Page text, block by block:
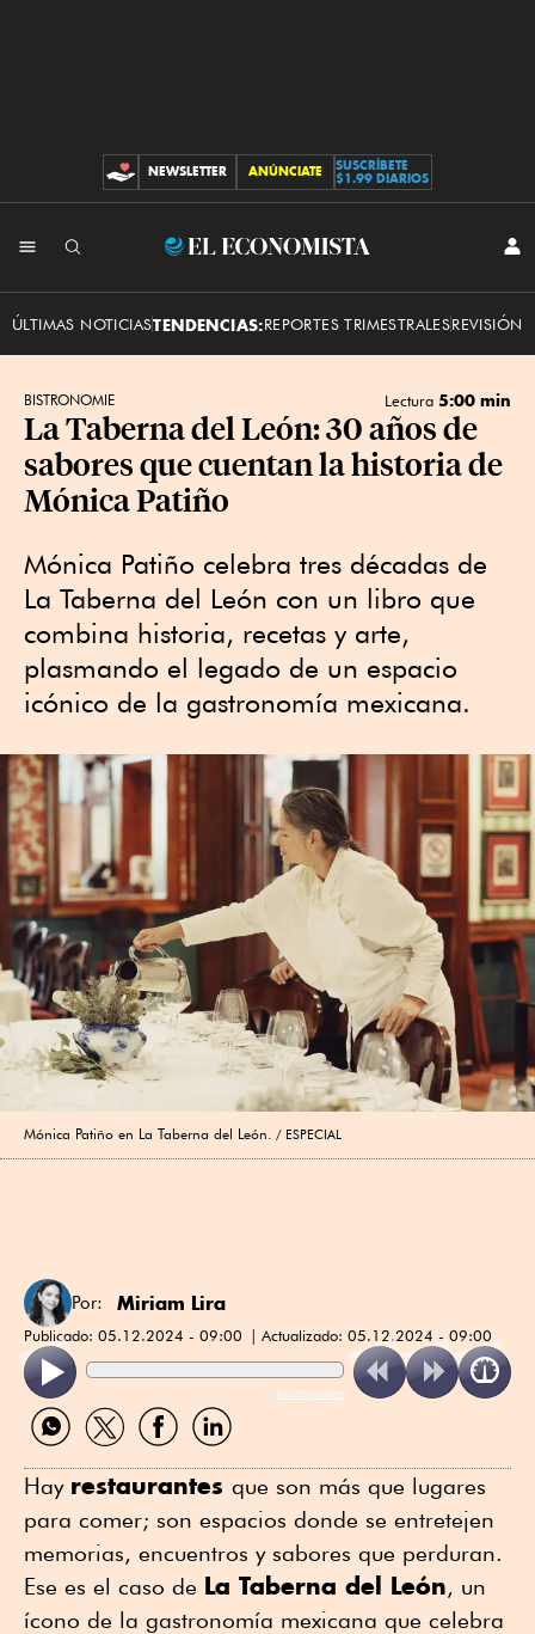
CONTRIBUCIONES
NEWSLETTER ANÚNCIATE
SUSCRÍBETE
$1.99 DIARIOS
El
ÚLTIMAS NOTICIASTENDENCIAS:REPORTES TRIMESTRALESREVISIÓN
BISTRONOMIE Lectura 5:00 min
La Taberna del León: 30 años de
sabores que cuentan la historia de
Mónica Patiño
Mónica Patiño celebra tres décadas de
La Taberna del León con un libro que
combina historia, recetas y arte,
plasmando el legado de un espacio
icónico de la gastronomía mexicana.
Mónica Patiño en La Taberna del León. ESPECIAL
Por: Miriam Lira
Publicado: 05.12.2024 - 09:00 Actualizado: 05.12.2024 - 09:00
ReadSpeaker
Compartir
por
Compartir
por
Compartir
por
Compartir
por
Hay restaurantes que son más que lugares
para comer; son espacios donde se entretejen
memorias, encuentros y sabores que perduran.
Ese es el caso de La Taberna del León, un
ícono de la gastronomía mexicana que celebra